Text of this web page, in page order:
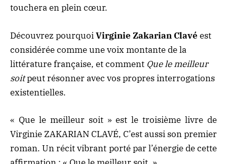
touchera en plein cœur.
Découvrez pourquoiVirginie Zakarian Clavé est
considérée comme une voix montante de la
littérature française, et comment Que le meilleur
soitpeut résonner avec vos propres interrogations
existentielles.
« Que le meilleur soit » est le troisième livre de
Virginie ZAKARIAN CLAVÉ, C’est aussi son premier
roman. Un récit vibrant porté par l’énergie de cette